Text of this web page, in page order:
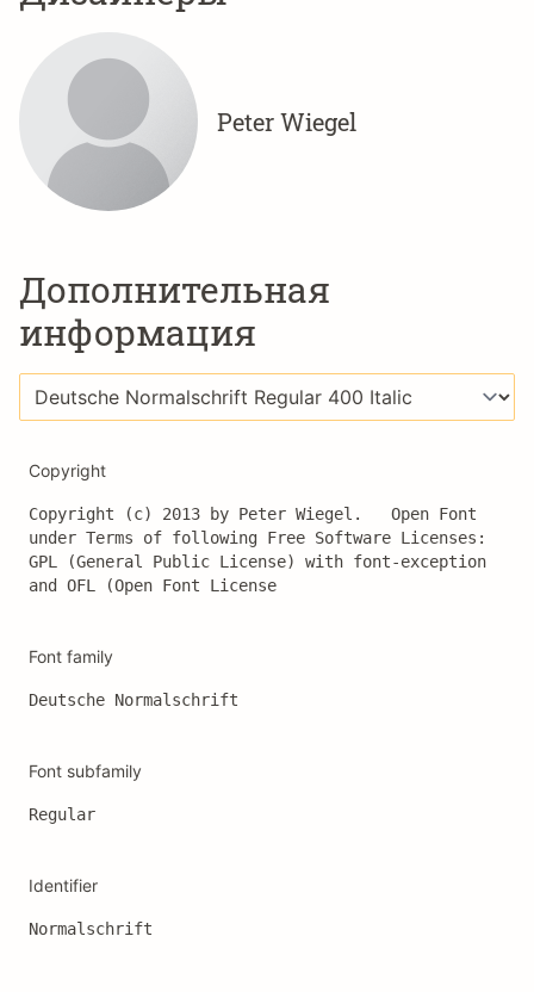
Peter Wiegel
Дополнительная
информация
Copyright
Copyright (c) 2013 by Peter Wiegel.   Open Font
under Terms of following Free Software Licenses:
GPL (General Public License) with font-exception
and OFL (Open Font License
Font family
Deutsche Normalschrift
Font subfamily
Regular
Identifier
Normalschrift